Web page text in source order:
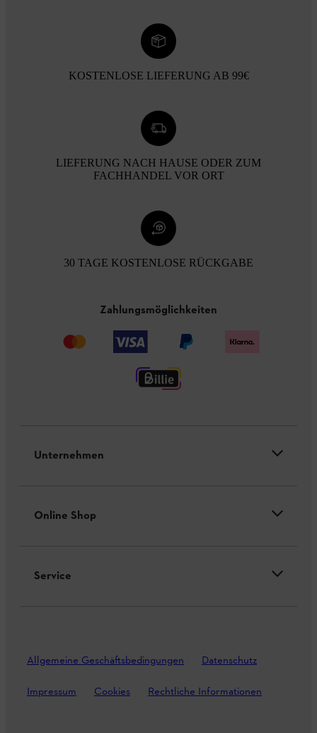
KOSTENLOSE LIEFERUNG AB 99€
LIEFERUNG NACH HAUSE ODER ZUM
FACHHANDEL VOR ORT
30 TAGE KOSTENLOSE RÜCKGABE
Zahlungsmöglichkeiten
Unternehmen
Online Shop
Service
Allgemeine Geschäftsbedingungen Datenschutz
Impressum Cookies Rechtliche Informationen